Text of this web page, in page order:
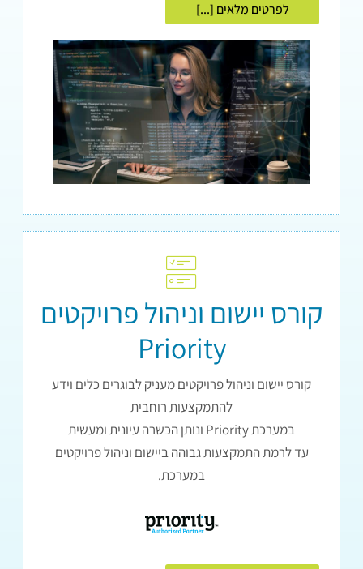
לפרטים מלאים [...]
קורס יישום וניהול פרויקטים
Priority
קורס יישום וניהול פרויקטים מעניק לבוגרים כלים וידע
להתמקצעות רוחבית
במערכת Priority ונותן הכשרה עיונית ומעשית
עד לרמת התמקצעות גבוהה ביישום וניהול פרויקטים
במערכת.